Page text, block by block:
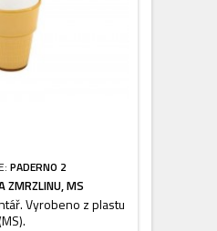
PADERNO 2
ZMRZLINU, MS
Vyrobeno z plastu